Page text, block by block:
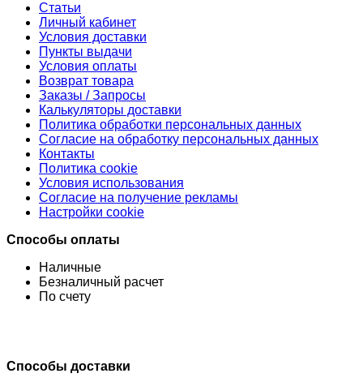
Статьи
Личный кабинет
Условия доставки
Пункты выдачи
Условия оплаты
Возврат товара
Заказы / Запросы
Калькуляторы доставки
Политика обработки персональных данных
Согласие на обработку персональных данных
Контакты
Политика cookie
Условия использования
Согласие на получение рекламы
Настройки cookie
Способы оплаты
Наличные
Безналичный расчет
По счету
Способы доставки